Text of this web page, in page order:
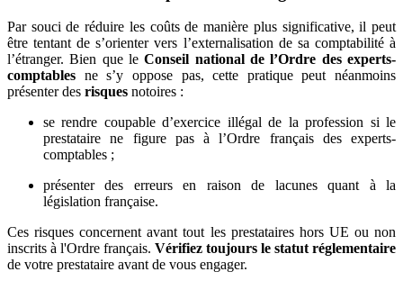
Par souci de réduire les coûts de manière plus significative, il peut
être tentant de s’orienter vers l’externalisation de sa comptabilité à
l’étranger. Bien que leConseil national de l’Ordre des experts-
comptables ne s’y oppose pas, cette pratique peut néanmoins
présenter des risques notoires :
se rendre coupable d’exercice illégal de la profession si le
prestataire ne figure pas à l’Ordre français des experts-
comptables ;
présenter des erreurs en raison de lacunes quant à la
législation française.
Ces risques concernent avant tout les prestataires hors UE ou non
inscrits à l'Ordre français. Vérifiez toujours le statut réglementaire
de votre prestataire avant de vous engager.